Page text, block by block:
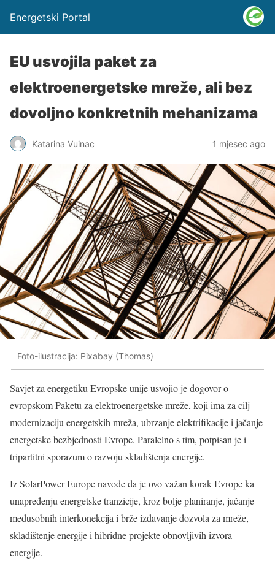
Energetski Portal
EU usvojila paket za
elektroenergetske mreže, ali bez
dovoljno konkretnih mehanizama
Katarina Vuinac 1 mjesec ago
Foto-ilustracija: Pixabay (Thomas)
Savjet za energetiku Evropske unije usvojio je dogovor o
evropskom Paketu za elektroenergetske mreže, koji ima za cilj
modernizaciju energetskih mreža, ubrzanje elektrifikacije i jačanje
energetske bezbjednosti Evrope. Paralelno s tim, potpisan je i
tripartitni sporazum o razvoju skladištenja energije.
Iz SolarPower Europe navode da je ovo važan korak Evrope ka
unapređenju energetske tranzicije, kroz bolje planiranje, jačanje
međusobnih interkonekcija i brže izdavanje dozvola za mreže,
skladištenje energije i hibridne projekte obnovljivih izvora
energije.